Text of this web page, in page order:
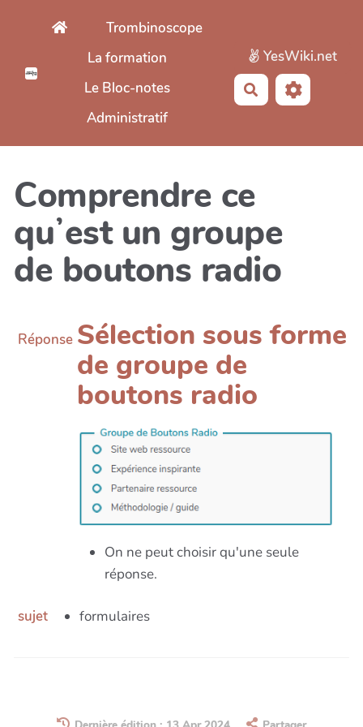
Aller au contenu principal
Trombinoscope
La formation
Le Bloc-notes
Administratif
YesWiki.net
Rechercher
Comprendre ce
quʼest un groupe
de boutons radio
Réponse Sélection sous forme
de groupe de
boutons radio
On ne peut choisir qu'une seule
réponse.
sujet formulaires